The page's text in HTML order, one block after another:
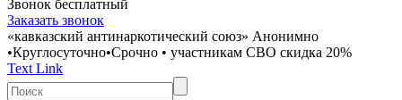
Звонок бесплатный
Заказать звонок
«кавказский антинаркотический союз» Анонимно
•Круглосуточно•Срочно • участникам СВО скидка 20%
Text Link